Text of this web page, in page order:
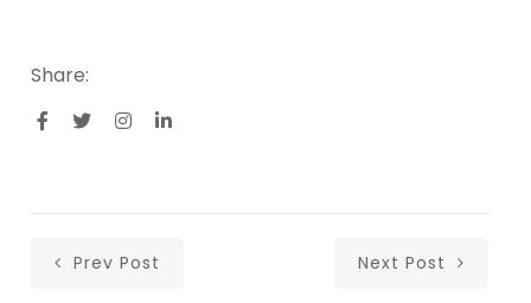
Share:
Prev Post Next Post